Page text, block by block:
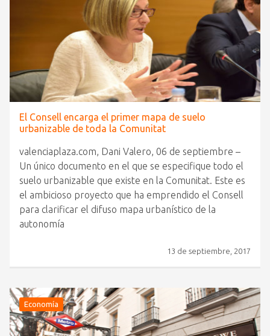
El Consell encarga el primer mapa de suelo
urbanizable de toda la Comunitat
valenciaplaza.com, Dani Valero, 06 de septiembre –
Un único documento en el que se especifique todo el
suelo urbanizable que existe en la Comunitat. Este es
el ambicioso proyecto que ha emprendido el Consell
para clarificar el difuso mapa urbanístico de la
autonomía
13 de septiembre, 2017
Economía